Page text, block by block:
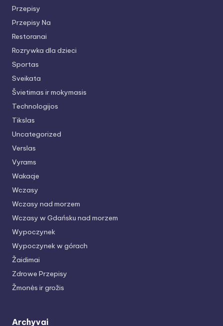
Przepisy
Przepisy Na
Restoranai
Rozrywka dla dzieci
Sportas
Sveikata
Švietimas ir mokymasis
Technologijos
Tikslas
Uncategorized
Verslas
Vyrams
Wakacje
Wczasy
Wczasy nad morzem
Wczasy w Gdańsku nad morzem
Wypoczynek
Wypoczynek w górach
Žaidimai
Zdrowe Przepisy
Žmonės ir grožis
Archyvai